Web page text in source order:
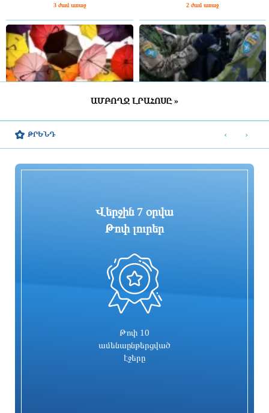
3 ժամ առաջ 2 ժամ առաջ
հնարավոր է կարկուտ
ամենամեծը մի քանի տասնամյակի
ընթացքում
«ՑԱՅԳ» հեռուստաընկերությունն
իրականացնում է «Շիրակցու խոսք»
Հիմնանորոգվում է Սևան-Մարտունի-
ավտոճանապարհի մի հատվածը
ԱՄԲՈՂՋ ԼՐԱՀՈՍԸ »
ԹՐԵՆԴ
Վերջին 7 օրվա
Թոփ լուրեր
Թոփ 10
ամենաընթերցված
էջերը
‹ ›